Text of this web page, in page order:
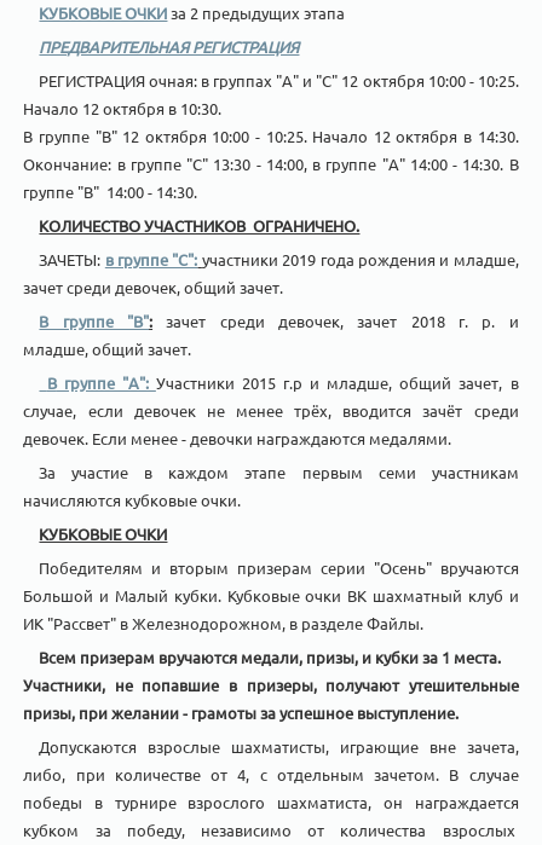
КУБКОВЫЕ ОЧКИза 2 предыдущих этапа
ПРЕДВАРИТЕЛЬНАЯ РЕГИСТРАЦИЯ
РЕГИСТРАЦИЯ очная: в группах "А" и "С" 12 октября 10:00 - 10:25.
Начало 12 октября в 10:30.
В группе "В" 12 октября 10:00 - 10:25. Начало 12 октября в 14:30.
Окончание: в группе "С" 13:30 - 14:00, в группе "А" 14:00 - 14:30. В
группе "В" 14:00 - 14:30.
КОЛИЧЕСТВО УЧАСТНИКОВ ОГРАНИЧЕНО.
ЗАЧЕТЫ: в группе "С": участники 2019 года рождения и младше,
зачет среди девочек, общий зачет.
В группе "В": зачет среди девочек, зачет 2018 г. р. и
младше, общий зачет.
Вгруппе "А": Участники 2015 г.р и младше, общий зачет, в
случае, если девочек не менее трёх, вводится зачёт среди
девочек. Если менее - девочки награждаются медалями.
За участие в каждом этапе первым семи участникам
начисляются кубковые очки.
КУБКОВЫЕ ОЧКИ
Победителям и вторым призерам серии "Осень" вручаются
Большой и Малый кубки. Кубковые очки ВК шахматный клуб и
ИК "Рассвет" в Железнодорожном, в разделе Файлы.
Всем призерам вручаются медали, призы, и кубки за 1 места.
Участники, не попавшие в призеры, получают утешительные
призы, при желании - грамоты за успешное выступление.
Допускаются взрослые шахматисты, играющие вне зачета,
либо, при количестве от 4, с отдельным зачетом. В случае
победы в турнире взрослого шахматиста, он награждается
кубком за победу, независимо от количества взрослых